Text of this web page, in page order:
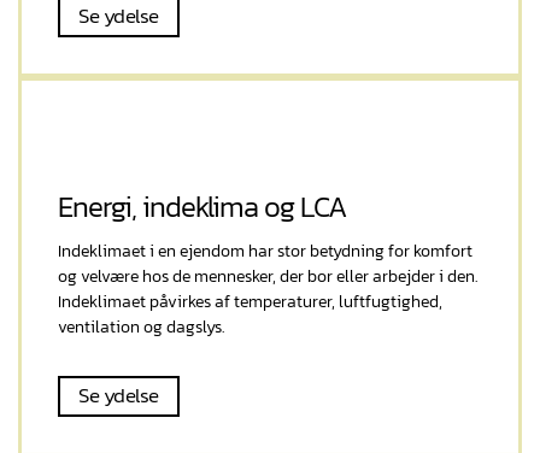
Se ydelse
Energi, indeklima og LCA
Indeklimaet i en ejendom har stor betydning for komfort
og velvære hos de mennesker, der bor eller arbejder i den.
Indeklimaet påvirkes af temperaturer, luftfugtighed,
ventilation og dagslys.
Se ydelse